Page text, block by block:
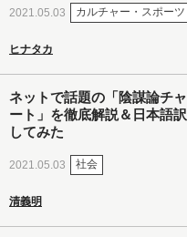
2021.05.03 カルチャー・スポーツ
ヒナタカ
ネットで話題の「陰謀論チャ
ート」を徹底解説＆日本語訳
してみた
2021.05.03 社会
清義明